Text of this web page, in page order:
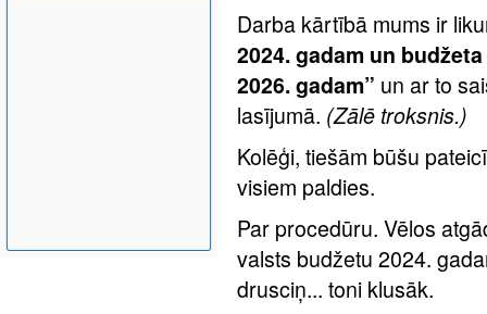
Darba kārtībā mums ir
2024. gadam un
2026. gadam” un ar to
lasījumā. (Zālē troksnis.)
Kolēģi, tiešām būšu
visiem paldies.
Par procedūru. Vēlos
valsts budžetu 2024.
drusciņ... toni klusāk.